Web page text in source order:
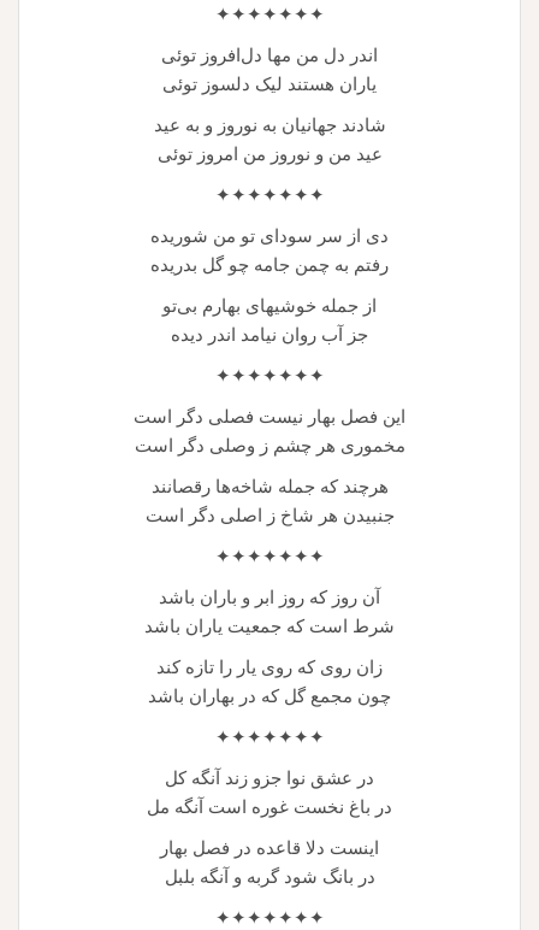
✦✦✦✦✦✦✦
اندر دل من مها دل‌افروز توئی
یاران هستند لیک دلسوز توئی
شادند جهانیان به نوروز و به عید
عید من و نوروز من امروز توئی
✦✦✦✦✦✦✦
دی از سر سودای تو من شوریده
رفتم به چمن جامه چو گل بدریده
از جمله خوشیهای بهارم بی‌تو
جز آب روان نیامد اندر دیده
✦✦✦✦✦✦✦
این فصل بهار نیست فصلی دگر است
مخموری هر چشم ز وصلی دگر است
هرچند که جمله شاخه‌ها رقصانند
جنبیدن هر شاخ ز اصلی دگر است
✦✦✦✦✦✦✦
آن روز که روز ابر و باران باشد
شرط است که جمعیت یاران باشد
زان روی که روی یار را تازه کند
چون مجمع گل که در بهاران باشد
✦✦✦✦✦✦✦
در عشق نوا جزو زند آنگه کل
در باغ نخست غوره است آنگه مل
اینست دلا قاعده در فصل بهار
در بانگ شود گربه و آنگه بلبل
✦✦✦✦✦✦✦